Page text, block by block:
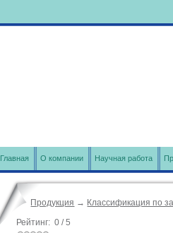
Главная О компании Научная работа
Продукция → Классификация по
Рейтинг:0 /5